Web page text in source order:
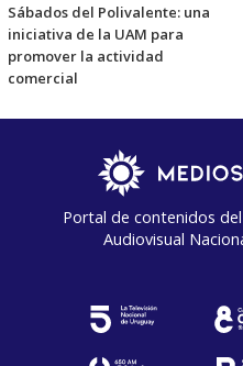
Sábados del Polivalente: una
iniciativa de la UAM para
promover la actividad
comercial
Portal de contenidos
Audiovisual